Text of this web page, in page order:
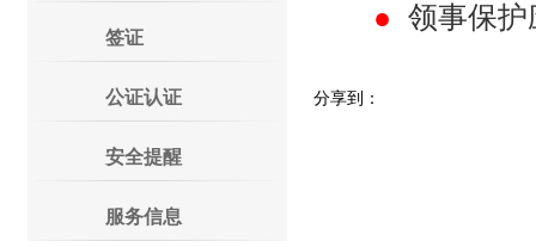
签证
公证认证
安全提醒
服务信息
● 领事保护
分享到：